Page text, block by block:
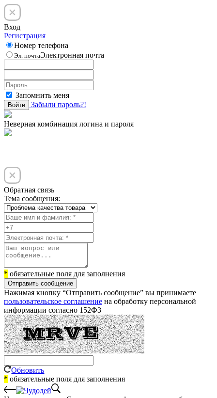
Вход
Регистрация
Номер телефона
Эл. почтаЭлектронная почта
Запомнить меня
Войти Забыли пароль?!
Неверная комбинация логина и пароля
Обратная связь
Тема сообщения:
* обязательные поля для заполнения
Отправить сообщение
Нажимая кнопку “Отправить сообщение” вы принимаете
пользовательское соглашение на обработку персональной
информации согласно 152ФЗ
Обновить
* обязательные поля для заполнения